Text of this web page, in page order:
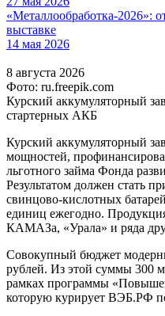
«Металлообработка-2026»:
выставке
14 мая 2026
8 августа 2026
Фото: ru.freepik.com
Курский аккумуляторный
стартерных АКБ
Курский аккумуляторный
мощностей,
льготного займа Фонда
Результатом должен стать
свинцово-кислотных
единиц ежегодно.
КАМАЗа, «Урала» и ряда
Совокупный бюджет
рублей. Из этой суммы 300
рамках программы
которую курирует ВЭБ.РФ